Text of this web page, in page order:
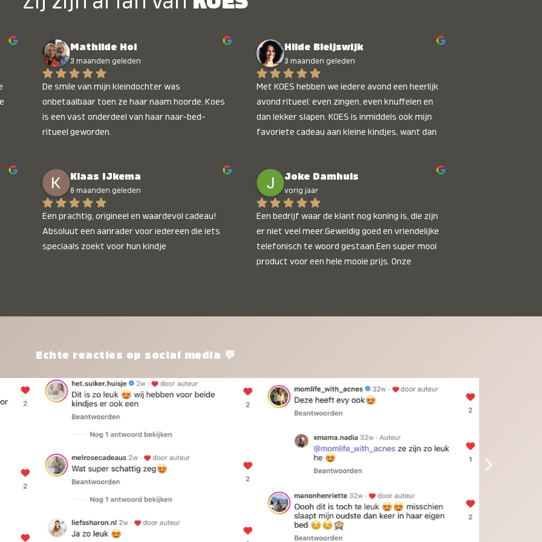
Mathilde Hol
3 maanden geleden
De smile van mijn kleindochter was
onbetaalbaar toen ze haar naam hoorde. Koes
is een vast onderdeel van haar naar-bed-
ritueel geworden.
Hilde Bleijswijk
3 maanden geleden
Met KOES hebben we iedere avond een heerlijk
avond ritueel: even zingen, even knuffelen en
dan lekker slapen. KOES is inmiddels ook mijn
favoriete cadeau aan kleine kindjes, want dan
onbetaalbaar :)
Klaas IJkema
8 maanden geleden
Een prachtig, origineel en waardevol cadeau!
Absoluut een aanrader voor iedereen die iets
speciaals zoekt voor hun kindje
Joke Damhuis
vorig jaar
Een bedrijf waar de klant nog koning is, die zijn
er niet veel meer.Geweldig goed en vriendelijke
telefonisch te woord gestaan.Een super mooi
product voor een hele mooie prijs. Onze
Echte reacties op social media 💬
›